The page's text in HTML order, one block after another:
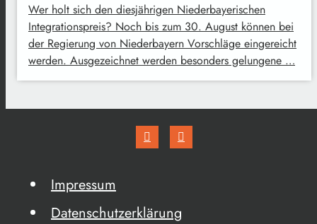
Wer holt sich den diesjährigen Niederbayerischen
Integrationspreis? Noch bis zum 30. August können bei
der Regierung von Niederbayern Vorschläge eingereicht
werden. Ausgezeichnet werden besonders gelungene …
Impressum
Datenschutzerklärung